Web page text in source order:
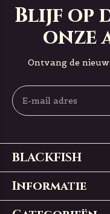
Blijf op
onze
Ontvang de
BLACKFISH
Informatie